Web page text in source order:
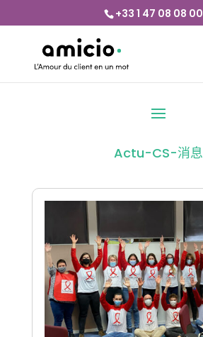
+33 1 47 08 08 00
Actu-CS-消息